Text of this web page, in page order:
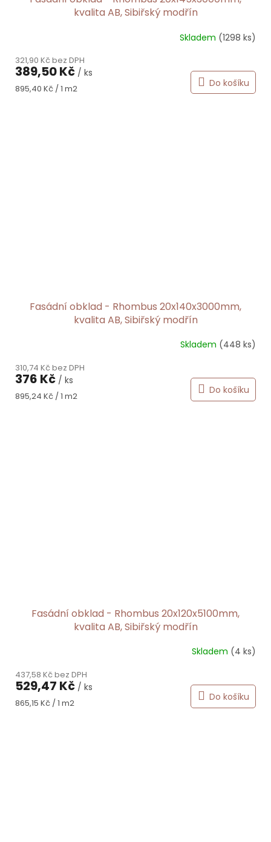
kvalita AB, Sibiřský modřín
Skladem (1298 ks)
321,90 Kč bez DPH
389,50 Kč / ks
Měrná
895,40 Kč / 1 m2 Do košíku
Fasádní obklad - Rhombus 20x140x3000mm,
kvalita AB, Sibiřský modřín
Skladem (448 ks)
310,74 Kč bez DPH
376 Kč / ks
Měrná
895,24 Kč / 1 m2 Do košíku
Fasádní obklad - Rhombus 20x120x5100mm,
kvalita AB, Sibiřský modřín
produktu
je
5,0
Skladem (4 ks)
437,58 Kč bez DPH
529,47 Kč / ks
Měrná
865,15 Kč / 1 m2 Do košíku